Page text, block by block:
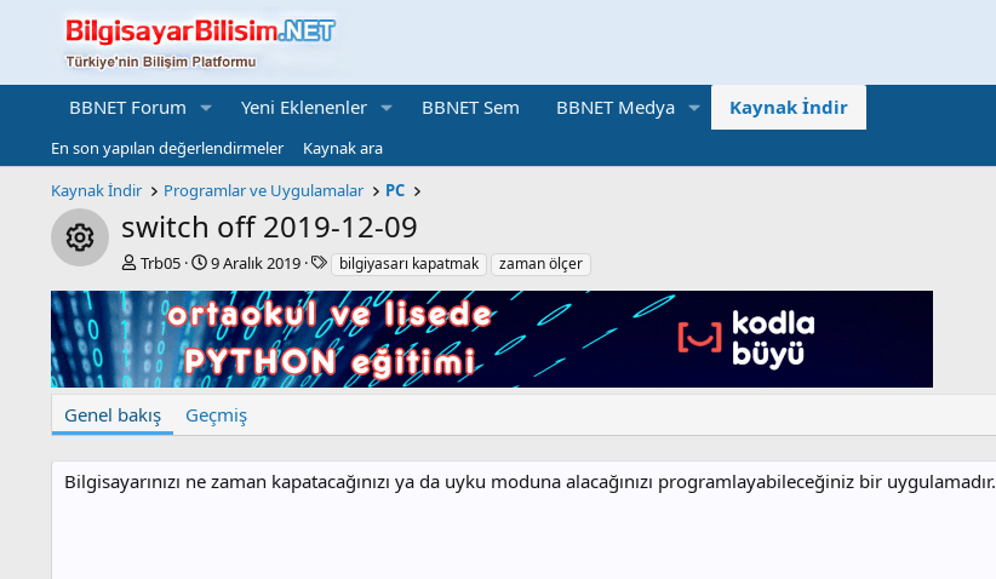
BBNET Forum Yeni Eklenenler BBNET Sem BBNET Medya Kaynak İndir
En son yapılan değerlendirmeler
Kaynak ara
Kaynak İndir
Programlar ve Uygulamalar PC
Resource icon
switch off2019-12-09
Y
a
r
Trb05
C
e
a
t
i
o
n
d
a
t
9 Aralık 2019
E
i
k
e
t
l
r
bilgiyasarı kapatmak zaman ölçer
Genel bakış Geçmiş
Bilgisayarınızı ne zaman kapatacağınızı ya da uyku moduna alacağınızı programlayabileceğiniz bir uygulamadır.